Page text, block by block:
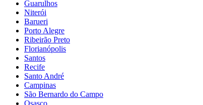
Guarulhos
Niterói
Barueri
Porto Alegre
Ribeirão Preto
Florianópolis
Santos
Recife
Santo André
Campinas
São Bernardo do Campo